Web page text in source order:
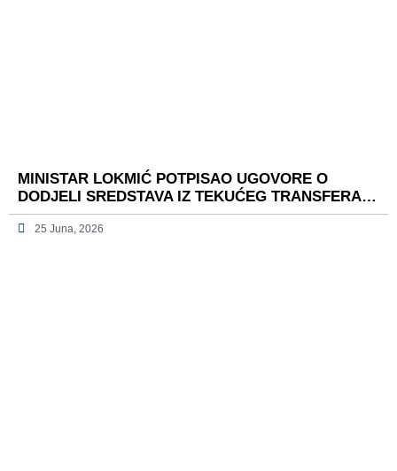
MINISTAR LOKMIĆ POTPISAO UGOVORE O
DODJELI SREDSTAVA IZ TEKUĆEG TRANSFERA…
25 Juna, 2026